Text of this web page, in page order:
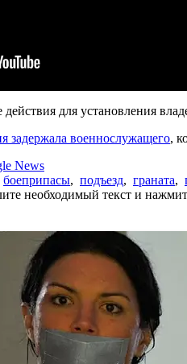
для установления
задержала военнослужащего,
News
боеприпасы, подъезд, граната,
необходимый текст и